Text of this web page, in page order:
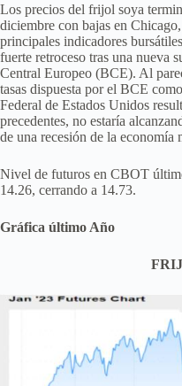
Los precios del frijol soya
diciembre con bajas en
principales indicadores
fuerte retroceso tras una nueva
Central Europeo (BCE). Al
tasas dispuesta por el BCE
Federal de Estados Unidos
precedentes, no estaría
de una recesión de la economía
Nivel de futuros en CBOT
14.26, cerrando a 14.73.
Gráfica último Año